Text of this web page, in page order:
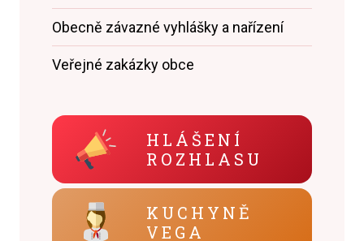
Obecně závazné vyhlášky a nařízení
Veřejné zakázky obce
HLÁŠENÍ
ROZHLASU
KUCHYNĚ
VEGA